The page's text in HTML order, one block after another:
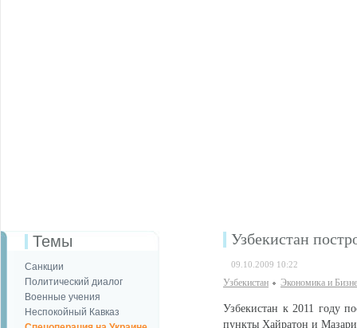
Темы
Санкции
Политический диалог
Военные учения
Неспокойный Кавказ
Узбекистан
09.10.2009 10:22
Узбекистан Экономика и
Узбекистан к 2011 году
пункты Хайратон и